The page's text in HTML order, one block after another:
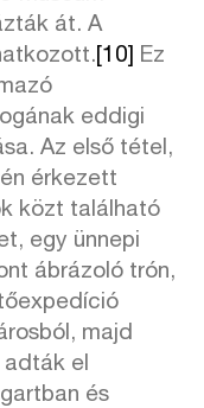
át. A
[10]
Ez
eddigi
Az első tétel,
érkezett
közt található
egy ünnepi
ábrázoló trón,
majd
el
és